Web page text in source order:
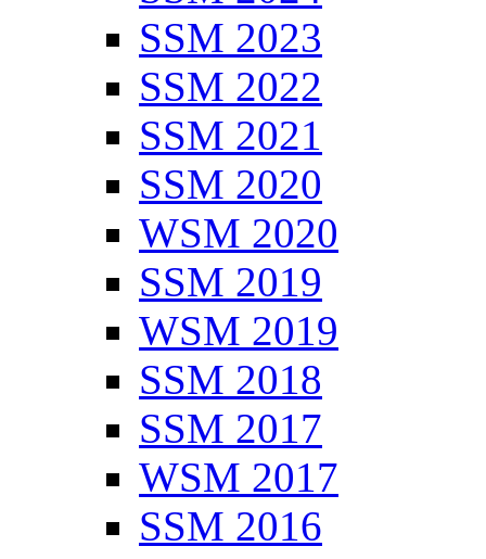
SSM 2023
SSM 2022
SSM 2021
SSM 2020
WSM 2020
SSM 2019
WSM 2019
SSM 2018
SSM 2017
WSM 2017
SSM 2016